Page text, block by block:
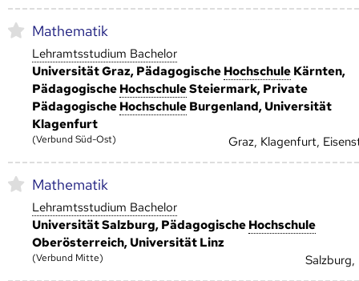
Mathematik
Lehramtsstudium Bachelor
Universität Graz, Pädagogische Hoch­schule Kärnten,
Pädagogische Hoch­schuleSteiermark, Private
Pädagogische Hoch­schule Burgenland, Universität
Klagenfurt
(Verbund Süd-Ost) Graz, Klagenfurt,
Mathematik
Lehramtsstudium Bachelor
Universität Salzburg, Pädagogische Hoch­schule
Oberösterreich, Universität Linz
(Verbund Mitte) Salzburg,